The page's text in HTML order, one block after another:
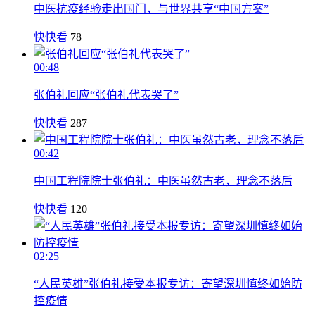
中医抗疫经验走出国门，与世界共享“中国方案”
快快看 78
00:48
张伯礼回应“张伯礼代表哭了”
快快看 287
00:42
中国工程院院士张伯礼：中医虽然古老，理念不落后
快快看 120
02:25
“人民英雄”张伯礼接受本报专访：寄望深圳慎终如始防
控疫情